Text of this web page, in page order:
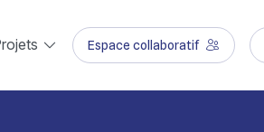
Espace collaboratif